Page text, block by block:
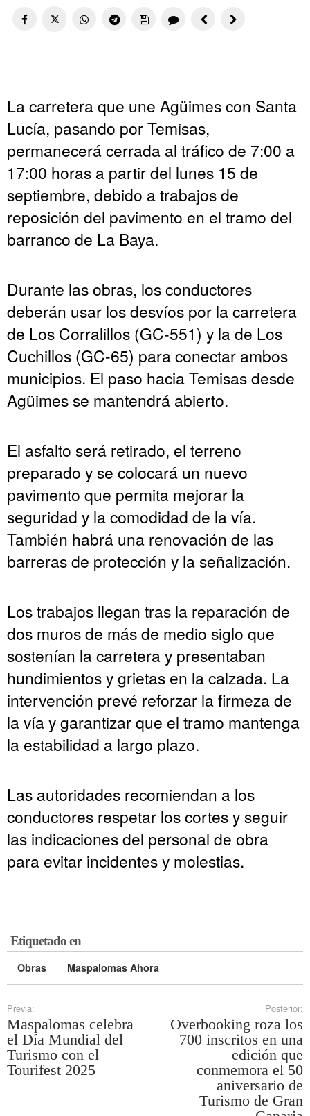
La carretera que une Agüimes con Santa
Lucía, pasando por Temisas,
permanecerá cerrada al tráfico de 7:00 a
17:00 horas a partir del lunes 15 de
septiembre, debido a trabajos de
reposición del pavimento en el tramo del
barranco de La Baya.
Durante las obras, los conductores
deberán usar los desvíos por la carretera
de Los Corralillos (GC-551) y la de Los
Cuchillos (GC-65) para conectar ambos
municipios. El paso hacia Temisas desde
Agüimes se mantendrá abierto.
El asfalto será retirado, el terreno
preparado y se colocará un nuevo
pavimento que permita mejorar la
seguridad y la comodidad de la vía.
También habrá una renovación de las
barreras de protección y la señalización.
Los trabajos llegan tras la reparación de
dos muros de más de medio siglo que
sostenían la carretera y presentaban
hundimientos y grietas en la calzada. La
intervención prevé reforzar la firmeza de
la vía y garantizar que el tramo mantenga
la estabilidad a largo plazo.
Las autoridades recomiendan a los
conductores respetar los cortes y seguir
las indicaciones del personal de obra
para evitar incidentes y molestias.
Etiquetado en
Obras Maspalomas Ahora
Previa:
Maspalomas celebra
el Día Mundial del
Turismo con el
Tourifest 2025
Posterior:
Overbooking roza los
700 inscritos en una
edición que
conmemora el 50
aniversario de
Turismo de Gran